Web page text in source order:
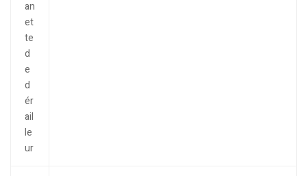
an
et
te
d
e
d
ér
ail
le
ur